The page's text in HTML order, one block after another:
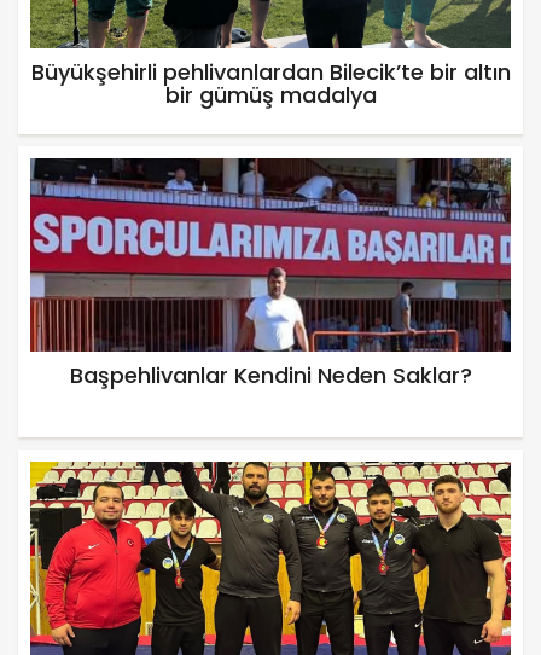
Büyükşehirli pehlivanlardan Bilecik’te bir altın
bir gümüş madalya
Başpehlivanlar Kendini Neden Saklar?